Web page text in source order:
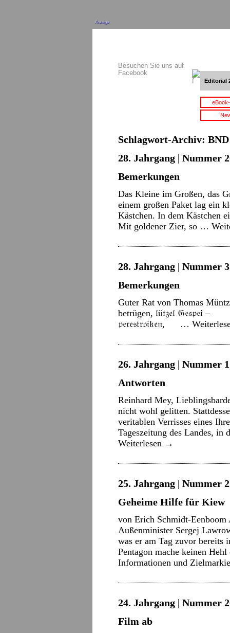
Anzeige
Besuchen Sie uns auf
Facebook
Editorial
Schlagwort-Archiv: BND
28. Jahrgang | Nummer
Bemerkungen
Das Kleine im Großen, das
einem großen Paket lag ein
Kästchen. In dem Kästchen
Mit goldener Zier, so …
28. Jahrgang | Nummer
Bemerkungen
Guter Rat von Thomas
betrügen, 𝔩ü𝔱𝔷𝔢𝔩
𝔭𝔢𝔯𝔢𝔰𝔱𝔯𝔬𝔦𝔨𝔢𝔫, …
26. Jahrgang | Nummer
Antworten
Reinhard Mey,
nicht wohl gelitten.
veritablen Verrisses eines
Tageszeitung des Landes,
Weiterlesen →
25. Jahrgang | Nummer
Geheime Hilfe für Kiew
von Erich Schmidt-Eenboom
Außenminister Sergej
was er am Tag zuvor bereits
Pentagon mache keinen
Informationen und
24. Jahrgang | Nummer
Film ab